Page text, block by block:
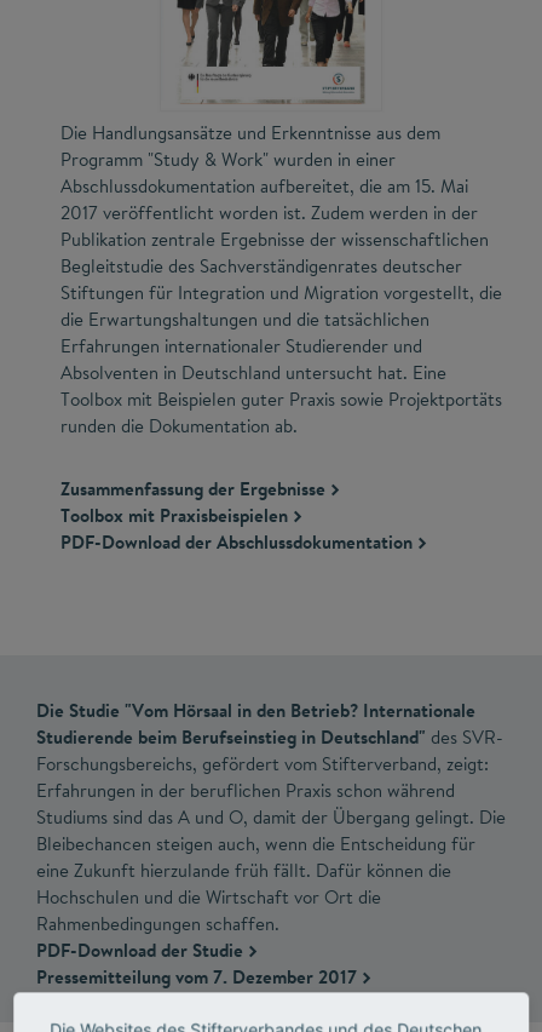
Die Handlungsansätze und Erkenntnisse aus dem
Programm "Study & Work" wurden in einer
Abschlussdokumentation aufbereitet, die am 15. Mai
2017 veröffentlicht worden ist. Zudem werden in der
Publikation zentrale Ergebnisse der wissenschaftlichen
Begleitstudie des Sachverständigenrates deutscher
Stiftungen für Integration und Migration vorgestellt, die
die Erwartungshaltungen und die tatsächlichen
Erfahrungen internationaler Studierender und
Absolventen in Deutschland untersucht hat. Eine
Toolbox mit Beispielen guter Praxis sowie Projektportäts
runden die Dokumentation ab.
Zusammenfassung der Ergebnisse
Toolbox mit Praxisbeispielen
PDF-Download der Abschlussdokumentation
Die Studie "Vom Hörsaal in den Betrieb? Internationale
Studierende beim Berufseinstieg in Deutschland" des SVR-
Forschungsbereichs, gefördert vom Stifterverband, zeigt:
Erfahrungen in der beruflichen Praxis schon während
Studiums sind das A und O, damit der Übergang gelingt. Die
Bleibechancen steigen auch, wenn die Entscheidung für
eine Zukunft hierzulande früh fällt. Dafür können die
Hochschulen und die Wirtschaft vor Ort die
Rahmenbedingungen schaffen.
PDF-Download der Studie
Pressemitteilung vom 7. Dezember 2017